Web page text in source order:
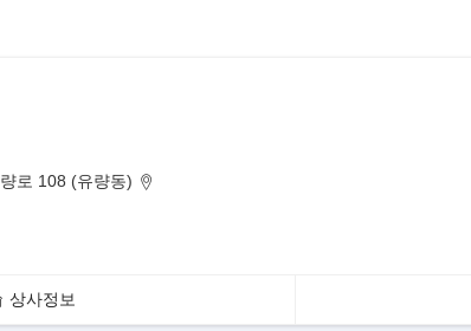
로 108 (유량동)
상사정보